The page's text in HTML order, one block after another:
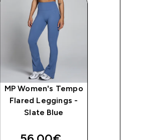
MP Women's Tempo
Flared Leggings -
Slate Blue